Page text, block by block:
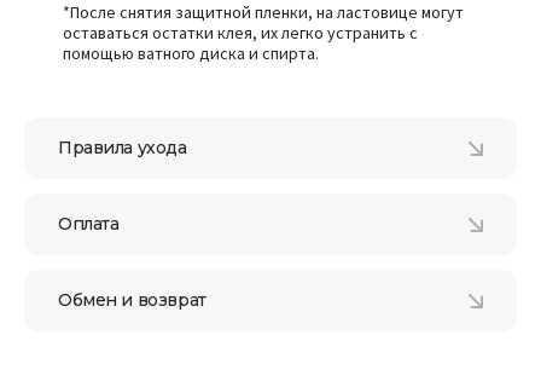
*После снятия защитной пленки, на ластовице могут
оставаться остатки клея, их легко устранить с
помощью ватного диска и спирта.
Правила ухода
Оплата
Обмен и возврат